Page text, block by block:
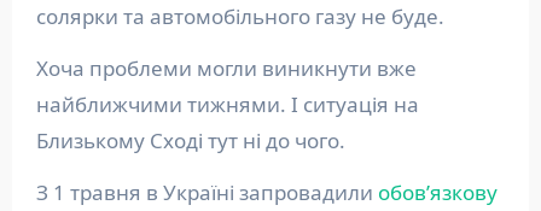
солярки та автомобільного газу не буде.
Хоча проблеми могли виникнути вже
найближчими тижнями. І ситуація на
Близькому Сході тут ні до чого.
З 1 травня в Україні запровадили обов’язкову